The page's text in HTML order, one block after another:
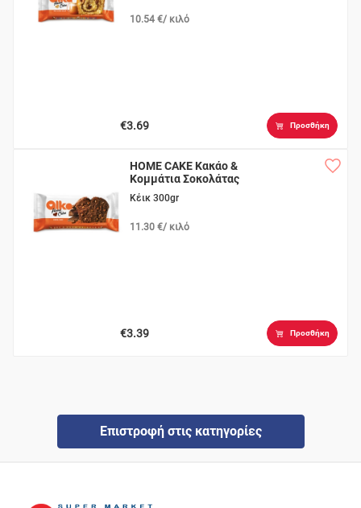
10.54 €/ κιλό
€3.69 Προσθήκη
HOME CAKE Κακάο &
Κομμάτια Σοκολάτας
Κέικ 300gr
11.30 €/ κιλό
€3.39 Προσθήκη
Επιστροφή στις κατηγορίες